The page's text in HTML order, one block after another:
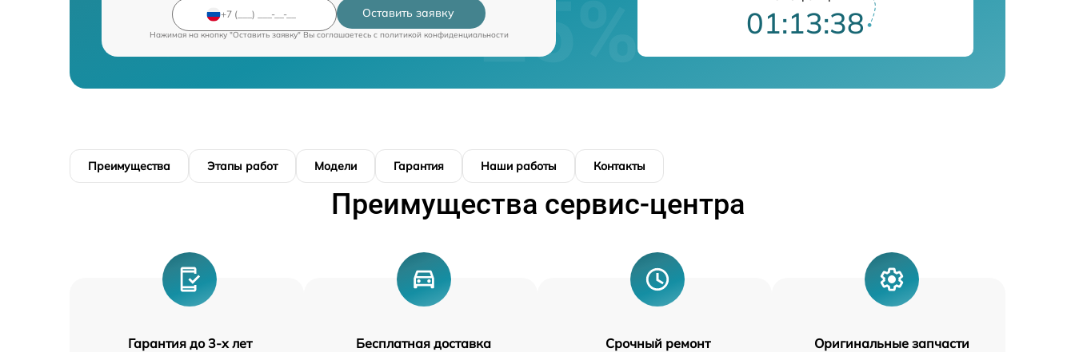
Оставить заявку
Нажимая на кнопку "Оставить заявку" Вы соглашаетесь c политикой конфиденциальности 01:13:37
Преимущества Этапы работ Модели Гарантия Наши работы Контакты
Преимущества сервис-центра
Гарантия до 3-х лет Бесплатная доставка Срочный ремонт Оригинальные запчасти